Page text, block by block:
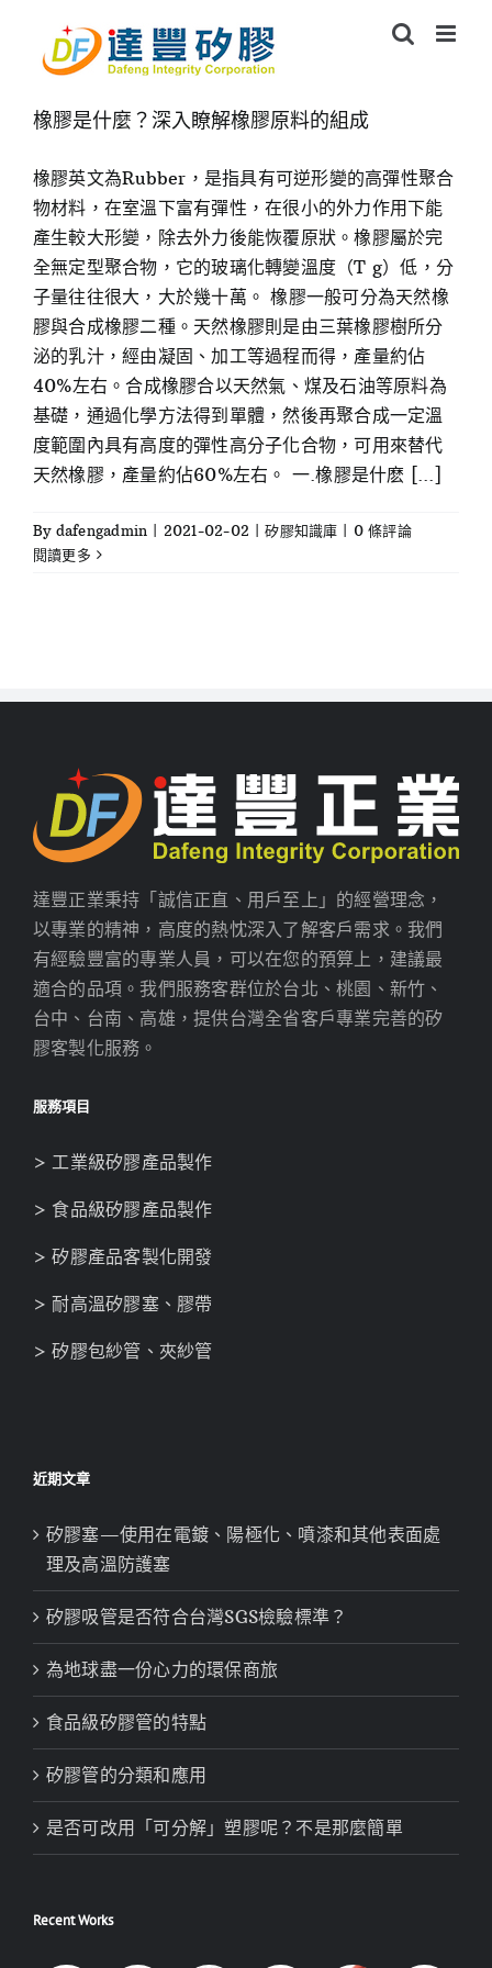
content
橡膠是什麼？深入瞭解橡膠原料的組成
橡膠英文為Rubber，是指具有可逆形變的高彈性聚合
物材料，在室溫下富有彈性，在很小的外力作用下能
產生較大形變，除去外力後能恢覆原狀。橡膠屬於完
全無定型聚合物，它的玻璃化轉變溫度（T g）低，分
子量往往很大，大於幾十萬。 橡膠一般可分為天然橡
膠與合成橡膠二種。天然橡膠則是由三葉橡膠樹所分
泌的乳汁，經由凝固、加工等過程而得，產量約佔
40%左右。合成橡膠合以天然氣、煤及石油等原料為
基礎，通過化學方法得到單體，然後再聚合成一定溫
度範圍內具有高度的彈性高分子化合物，可用來替代
天然橡膠，產量約佔60%左右。 一.橡膠是什麽 [...]
By dafengadmin 2021-02-02 矽膠知識庫
0 條評論
閱讀更多
達豐正業秉持「誠信正直、用戶至上」的經營理念，
以專業的精神，高度的熱忱深入了解客戶需求。我們
有經驗豐富的專業人員，可以在您的預算上，建議最
適合的品項。我們服務客群位於台北、桃園、新竹、
台中、台南、高雄，提供台灣全省客戶專業完善的矽
膠客製化服務。
服務項目
> 工業級矽膠產品製作
> 食品級矽膠產品製作
> 矽膠產品客製化開發
> 耐高溫矽膠塞、膠帶
> 矽膠包紗管、夾紗管
近期文章
矽膠塞—使用在電鍍、陽極化、噴漆和其他表面處
理及高溫防護塞
矽膠吸管是否符合台灣SGS檢驗標準？
為地球盡一份心力的環保商旅
食品級矽膠管的特點
矽膠管的分類和應用
是否可改用「可分解」塑膠呢？不是那麼簡單
Recent Works